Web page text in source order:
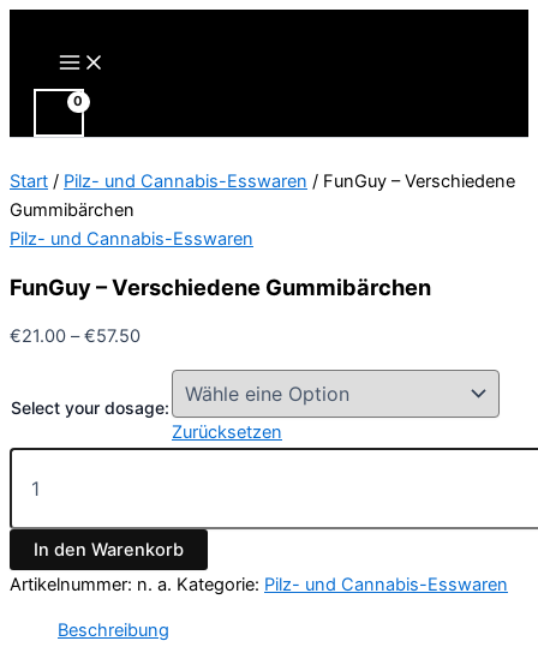
Main
Menu
Start / Pilz- und Cannabis-Esswaren / FunGuy – Verschiedene
Gummibärchen
Pilz- und Cannabis-Esswaren
FunGuy – Verschiedene Gummibärchen
€21.00 –€57.50Preisspanne:
€57.50
Select your dosage:
Zurücksetzen
FunGuy
Gummibärchen
Menge
In den Warenkorb
Artikelnummer: n. a. Kategorie: Pilz- und Cannabis-Esswaren
Beschreibung